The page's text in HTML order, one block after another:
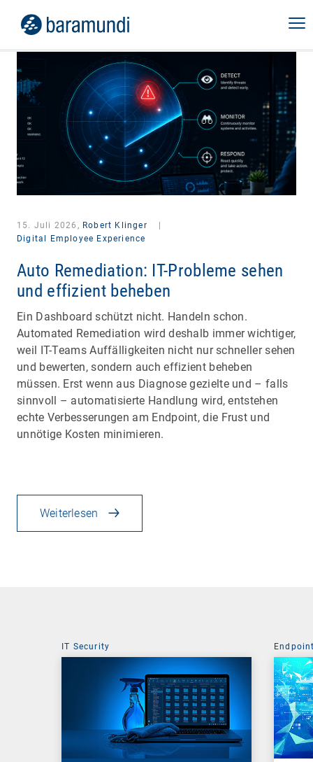
15. Juli 2026, Robert Klinger
Digital Employee Experience
Auto Remediation: IT-Probleme sehen
und effizient beheben
Ein Dashboard schützt nicht. Handeln schon.
Automated Remediation wird deshalb immer wichtiger,
weil IT-Teams Auffälligkeiten nicht nur schneller sehen
und bewerten, sondern auch effizient beheben
müssen. Erst wenn aus Diagnose gezielte und – falls
sinnvoll – automatisierte Handlung wird, entstehen
echte Verbesserungen am Endpoint, die Frust und
unnötige Kosten minimieren.
Weiterlesen
IT Security